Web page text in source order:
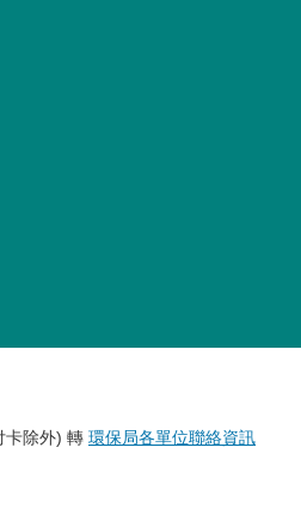
卡除外) 轉 環保局各單位聯絡資訊